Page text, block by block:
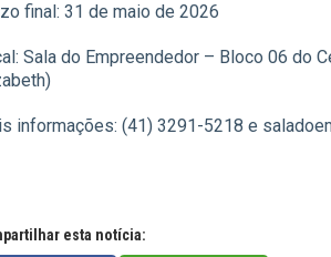
final: 31 de maio de 2026
Sala do Empreendedor – Bloco 06 do
informações: (41) 3291-5218 e
esta notícia: